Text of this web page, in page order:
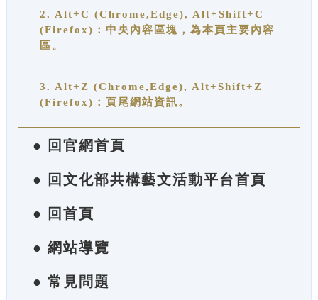
2. Alt+C (Chrome,Edge), Alt+Shift+C
(Firefox)：中央內容區塊，為本頁主要內容
區。
3. Alt+Z (Chrome,Edge), Alt+Shift+Z
(Firefox)：頁尾網站資訊。
● 回官網首頁
● 回文化部共構藝文活動平台首頁
● 回首頁
● 網站導覽
● 常見問題